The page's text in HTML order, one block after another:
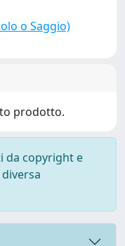
o Saggio)
prodotto.
da copyright e